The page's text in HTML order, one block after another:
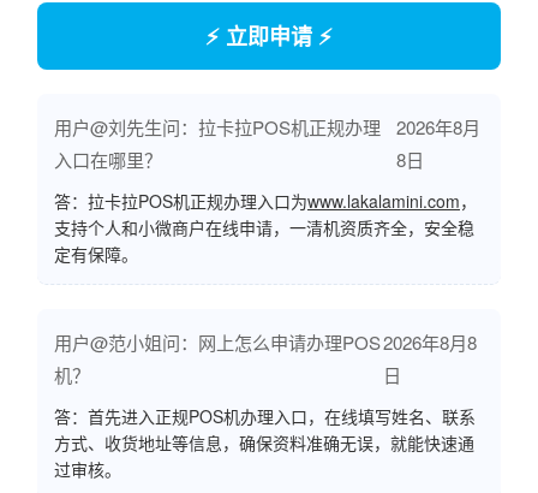
⚡ 立即申请 ⚡
用户@刘先生问：拉卡拉POS机正规办理
入口在哪里？
2026年8月
8日
答：拉卡拉POS机正规办理入口为www.lakalamini.com，
支持个人和小微商户在线申请，一清机资质齐全，安全稳
定有保障。
用户@范小姐问：网上怎么申请办理POS
机？
2026年8月8
日
答：首先进入正规POS机办理入口，在线填写姓名、联系
方式、收货地址等信息，确保资料准确无误，就能快速通
过审核。